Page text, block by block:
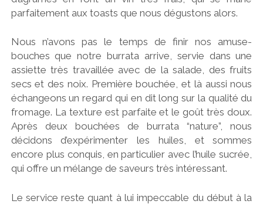
parfaitement aux toasts que nous dégustons alors.
Nous n’avons pas le temps de finir nos amuse-
bouches que notre burrata arrive, servie dans une
assiette très travaillée avec de la salade, des fruits
secs et des noix. Première bouchée, et là aussi nous
échangeons un regard qui en dit long sur la qualité du
fromage. La texture est parfaite et le goût très doux.
Après deux bouchées de burrata “nature”, nous
décidons d’expérimenter les huiles, et sommes
encore plus conquis, en particulier avec l’huile sucrée,
qui offre un mélange de saveurs très intéressant.
Le service reste quant à lui impeccable du début à la